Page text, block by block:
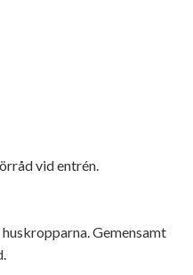
vid entrén.
Gemensamt